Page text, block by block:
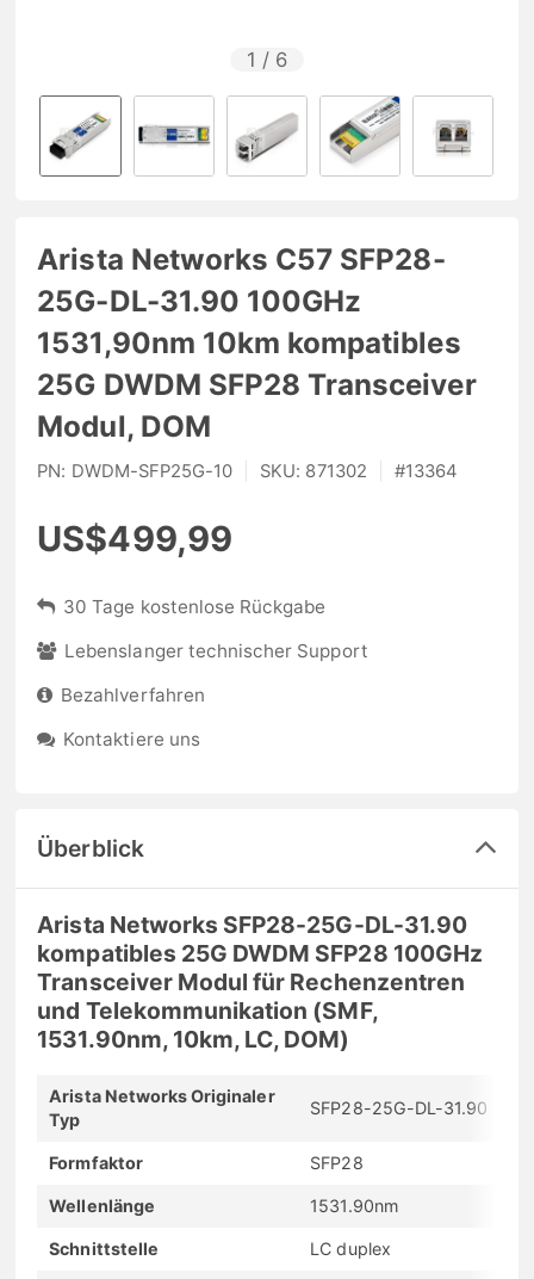
1 / 6
Arista Networks C57 SFP28-
25G-DL-31.90 100GHz
1531,90nm 10km kompatibles
25G DWDM SFP28 Transceiver
Modul, DOM
PN: DWDM-SFP25G-10 SKU: 871302 #13364
US$499,99
30 Tage kostenlose Rückgabe
Lebenslanger technischer Support
Bezahlverfahren
Kontaktiere uns
Überblick
Arista Networks SFP28-25G-DL-31.90
kompatibles 25G DWDM SFP28 100GHz
Transceiver Modul für Rechenzentren
und Telekommunikation (SMF,
1531.90nm, 10km, LC, DOM)
Arista Networks Originaler
Typ
SFP28-25G-DL-31.90
Formfaktor SFP28
Wellenlänge 1531.90nm
Schnittstelle LC duplex